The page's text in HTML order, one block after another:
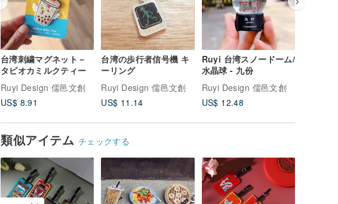
台湾刺繍マグネット－
タピオカミルクティー
Ruyi Design 儒邑文創
US$ 8.91
台湾の歩行者信号機 キ
ーリング
Ruyi Design 儒邑文創
US$ 11.14
Ruyi 台湾スノードーム/
水晶球 - 九份
Ruyi Design 儒邑文創
US$ 12.48
類似アイテム チェックする